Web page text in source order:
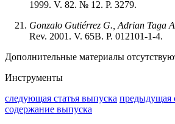
1999. V. 82. № 12. P. 3279.
Gonzalo Gutiérrez G., Adrian Taga
Rev. 2001. V. 65B. P. 012101-1-4.
Дополнительные материалы
Инструменты
следующая статья выпуска предыдущая
содержание выпуска